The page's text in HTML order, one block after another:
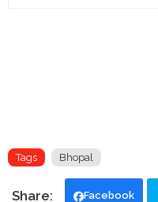
Tags Bhopal
Facebook